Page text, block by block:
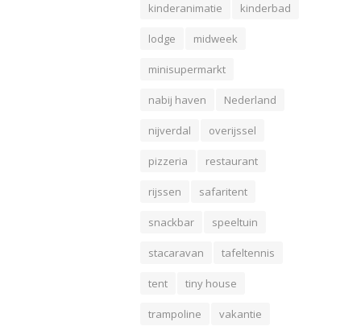
kinderanimatie kinderbad
lodge midweek
minisupermarkt
nabij haven Nederland
nijverdal overijssel
pizzeria restaurant
rijssen safaritent
snackbar speeltuin
stacaravan tafeltennis
tent tiny house
trampoline vakantie